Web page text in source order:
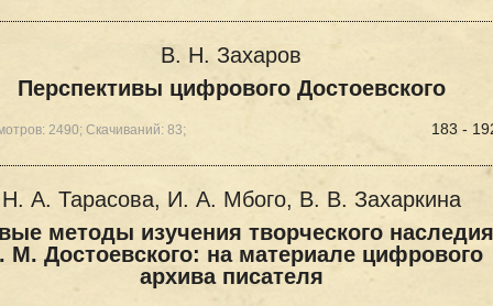
В. Н. Захаров
Перспективы цифрового Достоевского
2490; Скачиваний: 83; 183 -
Н. А. Тарасова, И. А. Мбого, В. В. Захаркина
методы изучения творческого наследия
М. Достоевского: на материале цифрового
архива писателя